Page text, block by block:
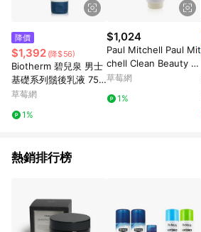
降價
$1,392 (降$56)
Biotherm 碧兒泉 男士
基礎系列鬚後乳液 75m
l/2.53oz-鬚後護理
草莓網
1%
$1,024
Paul Mitchell Paul Mit
chell Clean Beauty 抗
毛躁護髮素 250ml/8.5
草莓網
1%
熱銷排行榜